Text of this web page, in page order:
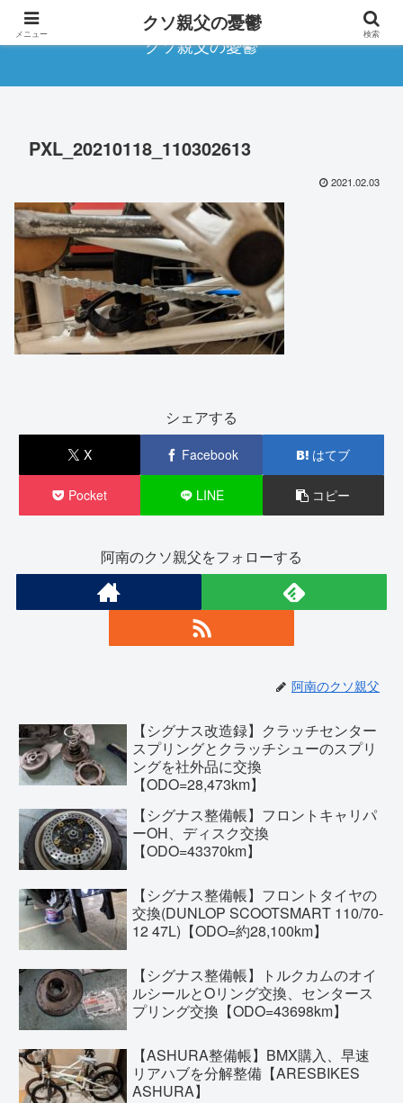
クソ親父の憂鬱
PXL_20210118_110302613
2021.02.03
シェアする
X Facebook はてブ
Pocket LINE コピー
阿南のクソ親父をフォローする
阿南のクソ親父
【シグナス改造録】クラッチセンター
スプリングとクラッチシューのスプリ
ングを社外品に交換
【ODO=28,473km】
【シグナス整備帳】フロントキャリパ
ーOH、ディスク交換
【ODO=43370km】
【シグナス整備帳】フロントタイヤの
交換(DUNLOP SCOOTSMART 110/70-
12 47L)【ODO=約28,100km】
【シグナス整備帳】トルクカムのオイ
ルシールとOリング交換、センタース
プリング交換【ODO=43698km】
【ASHURA整備帳】BMX購入、早速
リアハブを分解整備【ARESBIKES
ASHURA】
メニュー クソ親父の憂鬱 検索